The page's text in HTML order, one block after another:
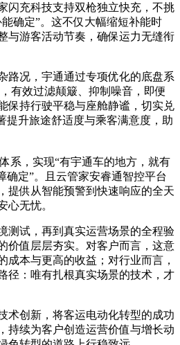
闪充科技支持双枪独立快充，不挑
确定”。这不仅大幅缩短补能时
与游客活动节奏，确保运力无缝衔
路况，宇通通过专项优化的底盘系
有效过滤颠簸、抑制噪音，即便
保持行驶平稳与座舱静谧，切实兑
提升旅途舒适度与乘客满意度，助
系，实现“有宇通车的地方，就有
确定”。且云管家安睿通智控平台
提供从智能预警到快速响应的全天
心无忧。
测试，再到真实运营场景的全程验
价值层层夯实。对客户而言，这意
成本与更高的收益；对行业而言，
径：唯有扎根真实场景的技术，才
术创新，将客运电动化转型的成功
持续为客户创造运营价值与增长动